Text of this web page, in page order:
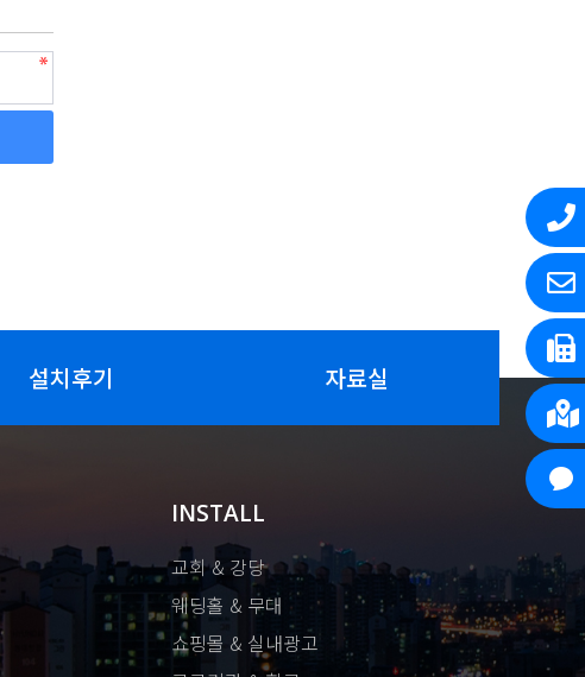
설치후기 자료실
INSTALL
교회 & 강당
웨딩홀 & 무대
쇼핑몰 & 실내광고